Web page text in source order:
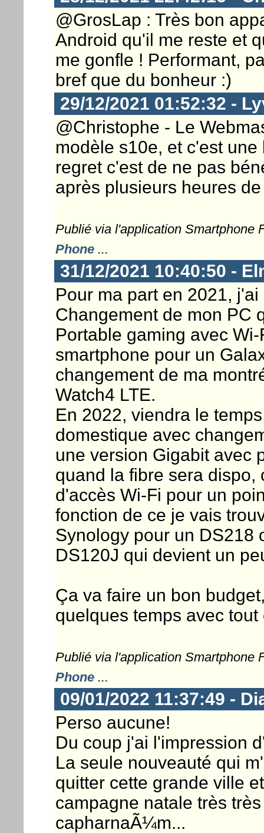
@GrosLap : Très bon
Android qu'il me reste et
me gonfle ! Performant,
bref que du bonheur :)
29/12/2021 01:52:32 -
@Christophe - Le
modèle s10e, et c'est
regret c'est de ne pas
après plusieurs heures
Publié via l'application Smartphone
Phone...
31/12/2021 10:40:50 -
Pour ma part en 2021,
Changement de mon PC
Portable gaming avec
smartphone pour un
changement de ma
Watch4 LTE.
En 2022, viendra le
domestique avec
une version Gigabit avec
quand la fibre sera
d'accès Wi-Fi pour un
fonction de ce je vais
Synology pour un DS218
DS120J qui devient un
Ça va faire un bon
quelques temps avec tout
Publié via l'application Smartphone
Phone...
09/01/2022 11:37:49 -
Perso aucune!
Du coup j'ai l'impression
La seule nouveauté qui
quitter cette grande ville
campagne natale très
capharnaÃ¼m...